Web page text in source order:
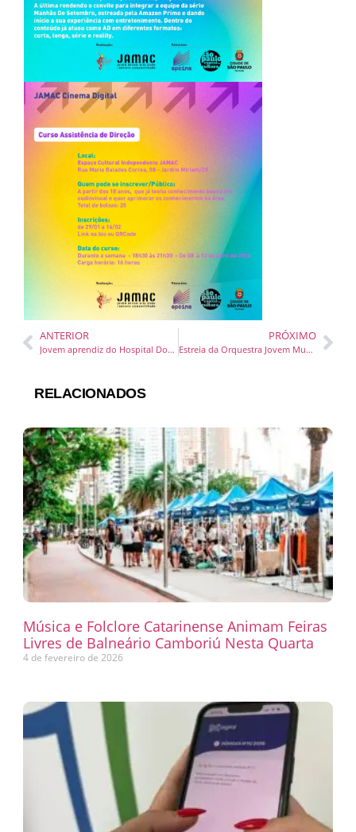
ANTERIOR
Jovem aprendiz do Hospital Dona Helena conquista primeiro lugar no vestibular da Udesc
PRÓXIMO
Estreia da Orquestra Jovem Musicarium ocorre nesta quarta, dia 21, com apresentação gratuita
RELACIONADOS
Música e Folclore Catarinense Animam Feiras
Livres de Balneário Camboriú Nesta Quarta
4 de fevereiro de 2026